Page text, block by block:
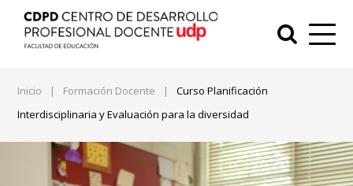
Inicio | Formación Docente |
Curso Planificación
Interdisciplinaria y Evaluación para la diversidad